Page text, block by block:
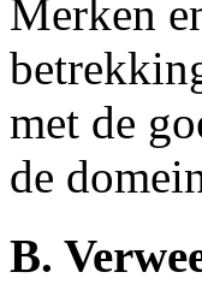
Merken
met de
de
B.